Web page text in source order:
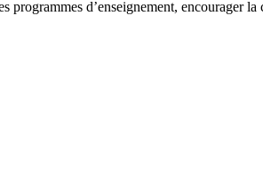
programmes d’enseignement, encourager